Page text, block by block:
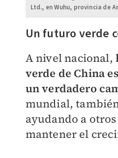
Ltd., en Wuhu, provincia de
Un futuro verde
A nivel nacional,
verde de China
un verdadero
mundial,
ayudando a otros
mantener el